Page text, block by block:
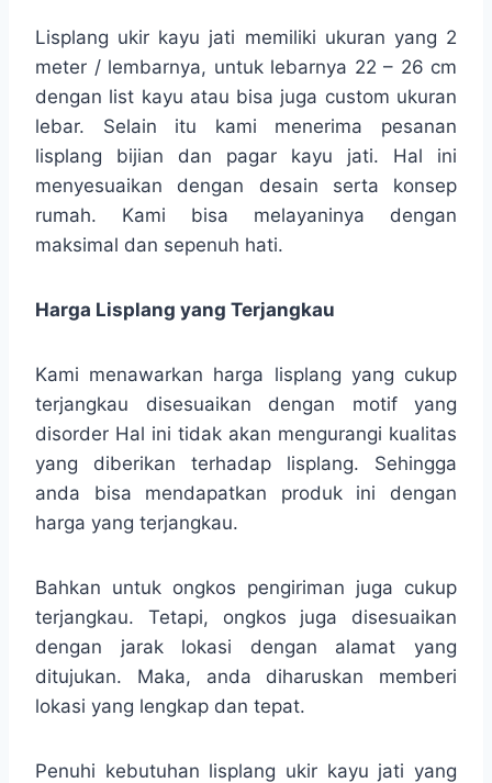
Lisplang ukir kayu jati memiliki ukuran yang 2
meter / lembarnya, untuk lebarnya 22 – 26 cm
dengan list kayu atau bisa juga custom ukuran
lebar. Selain itu kami menerima pesanan
lisplang bijian dan pagar kayu jati. Hal ini
menyesuaikan dengan desain serta konsep
rumah. Kami bisa melayaninya dengan
maksimal dan sepenuh hati.
Harga Lisplang yang Terjangkau
Kami menawarkan harga lisplang yang cukup
terjangkau disesuaikan dengan motif yang
disorder Hal ini tidak akan mengurangi kualitas
yang diberikan terhadap lisplang. Sehingga
anda bisa mendapatkan produk ini dengan
harga yang terjangkau.
Bahkan untuk ongkos pengiriman juga cukup
terjangkau. Tetapi, ongkos juga disesuaikan
dengan jarak lokasi dengan alamat yang
ditujukan. Maka, anda diharuskan memberi
lokasi yang lengkap dan tepat.
Penuhi kebutuhan lisplang ukir kayu jati yang